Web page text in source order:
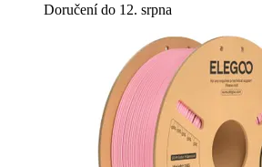
Doručení do 12. srpna